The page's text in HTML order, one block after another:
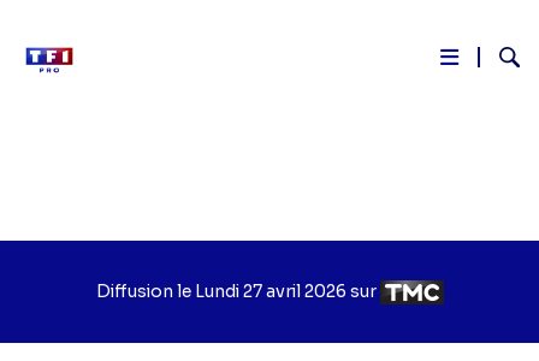
Diffusion le Jour
diffusion
Lundi 27 avril 2026 sur Chaîne
diffusion